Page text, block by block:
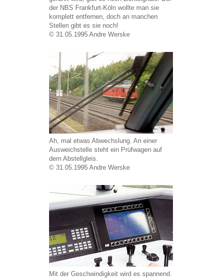
der NBS Frankfurt-Köln wollte man sie
komplett entfernen, doch an manchen
Stellen gibt es sie noch!
© 31.05.1995 Andre Werske
Ah, mal etwas Abwechslung. An einer
Ausweichstelle steht ein Prüfwagen auf
dem Abstellgleis.
© 31.05.1995 Andre Werske
Mit der Geschwindigkeit wird es spannend.